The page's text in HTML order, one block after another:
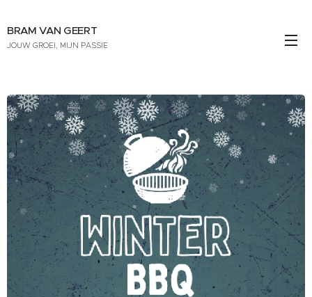
BRAM VAN GEERT
JOUW GROEI, MIJN PASSIE